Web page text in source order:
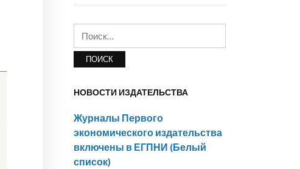
НОВОСТИ ИЗДАТЕЛЬСТВА
Журналы Первого
экономического издательства
включены в ЕГПНИ (Белый
список)